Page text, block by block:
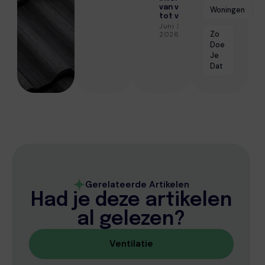
van vloer
tot verf
Juni 3,
2026
Woningen
Zo
Doe
Je
Dat
Gerelateerde Artikelen
Had je deze artikelen
al gelezen?
Ventilatie